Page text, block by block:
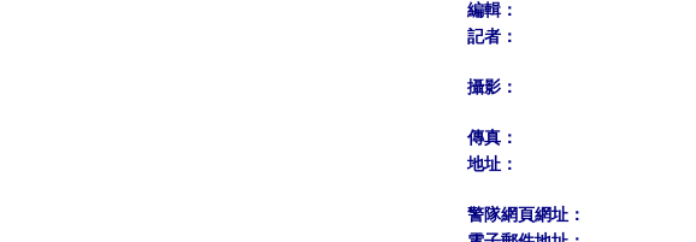
編輯：
記者：
攝影：
傳真：
地址：
警隊網頁網址：